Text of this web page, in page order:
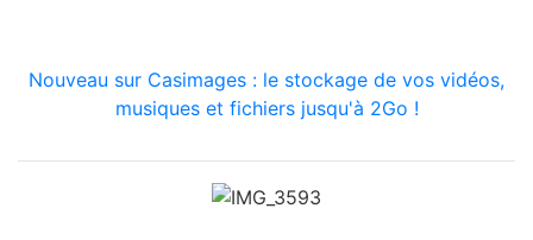
Nouveau sur Casimages : le stockage de vos vidéos,
musiques et fichiers jusqu'à 2Go !